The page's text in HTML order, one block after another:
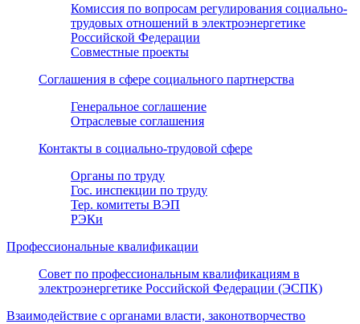
Комиссия по вопросам регулирования социально-
трудовых отношений в электроэнергетике
Российской Федерации
Совместные проекты
Соглашения в сфере социального партнерства
Генеральное соглашение
Отраслевые соглашения
Контакты в социально-трудовой сфере
Органы по труду
Гос. инспекции по труду
Тер. комитеты ВЭП
РЭКи
Профессиональные квалификации
Совет по профессиональным квалификациям в
электроэнергетике Российской Федерации (ЭСПК)
Взаимодействие с органами власти, законотворчество